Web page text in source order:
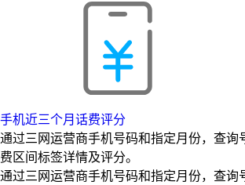
手机近三个月话费评分
通过三网运营商手机号码和指定月份，查询
费区间标签详情及评分。
通过三网运营商手机号码和指定月份，查询